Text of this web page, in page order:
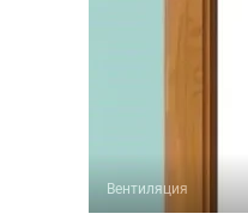
Вентиляция